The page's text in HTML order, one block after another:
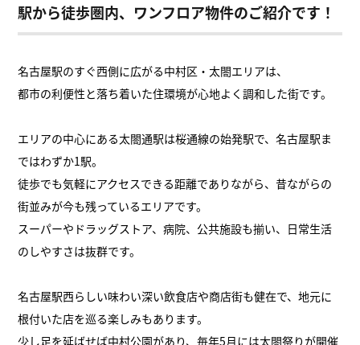
駅から徒歩圏内、ワンフロア物件のご紹介です！
名古屋駅のすぐ西側に広がる中村区・太閤エリアは、
都市の利便性と落ち着いた住環境が心地よく調和した街です。
エリアの中心にある太閤通駅は桜通線の始発駅で、名古屋駅ま
ではわずか1駅。
徒歩でも気軽にアクセスできる距離でありながら、昔ながらの
街並みが今も残っているエリアです。
スーパーやドラッグストア、病院、公共施設も揃い、日常生活
のしやすさは抜群です。
名古屋駅西らしい味わい深い飲食店や商店街も健在で、地元に
根付いた店を巡る楽しみもあります。
少し足を延ばせば中村公園があり、毎年5月には太閤祭りが開催